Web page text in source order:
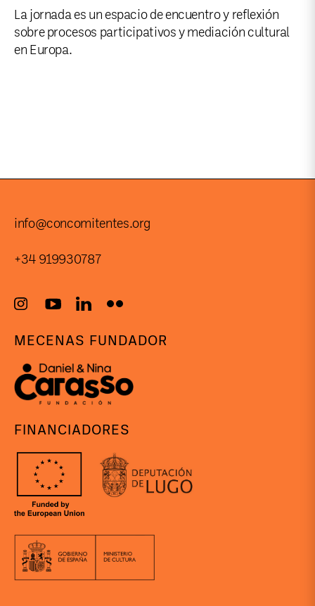
La jornada es un espacio de encuentro y reflexión
sobre procesos participativos y mediación cultural
en Europa.
info@concomitentes.org
+34 919930787
MECENAS FUNDADOR
FINANCIADORES